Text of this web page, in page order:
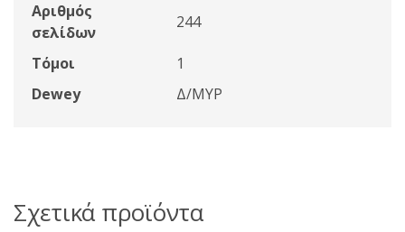
Αριθμός
σελίδων
244
Τόμοι
1
Dewey
Δ/ΜΥΡ
Σχετικά προϊόντα